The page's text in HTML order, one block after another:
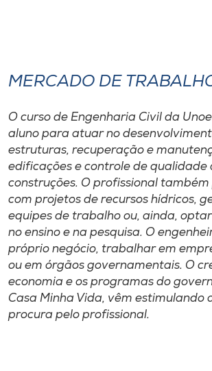
MERCADO DE
O curso de Engenharia Civil da
aluno para atuar no
estruturas, recuperação e
edificações e controle de qualidade
construções. O profissional
com projetos de recursos hídricos,
equipes de trabalho ou, ainda,
no ensino e na pesquisa. O
próprio negócio, trabalhar em
ou em órgãos governamentais. O
economia e os programas do
Casa Minha Vida, vêm estimulando
procura pelo profissional.